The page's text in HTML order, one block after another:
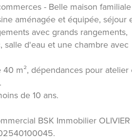
- Belle maison familiale
aménagée et équipée, séjour
avec grands rangements,
d'eau et une chambre avec
m², dépendances pour atelier
de 10 ans.
BSK Immobilier OLIVIER